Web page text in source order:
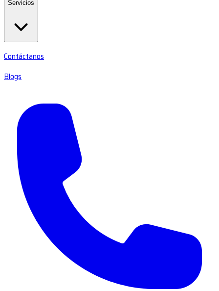
Servicios
Contáctanos
Blogs